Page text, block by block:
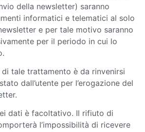
della newsletter) saranno
informatici e telematici al solo
e per tale motivo saranno
per il periodo in cui lo
tale trattamento è da rinvenirsi
dall’utente per l’erogazione del
dati è facoltativo. Il rifiuto di
l’impossibilità di ricevere